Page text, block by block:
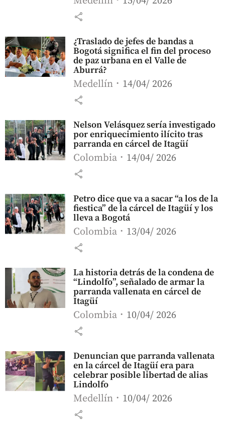
share
¿Traslado de jefes de bandas a
Bogotá significa el fin del proceso
de paz urbana en el Valle de
Aburrá?
Medellín 14/04/ 2026
share
Nelson Velásquez sería investigado
por enriquecimiento ilícito tras
parranda en cárcel de Itagüí
Colombia 14/04/ 2026
share
Petro dice que va a sacar “a los de la
fiestica” de la cárcel de Itagüí y los
lleva a Bogotá
Colombia 13/04/ 2026
share
La historia detrás de la condena de
“Lindolfo”, señalado de armar la
parranda vallenata en cárcel de
Itagüí
Colombia 10/04/ 2026
share
Denuncian que parranda vallenata
en la cárcel de Itagüí era para
celebrar posible libertad de alias
Lindolfo
Medellín 10/04/ 2026
share